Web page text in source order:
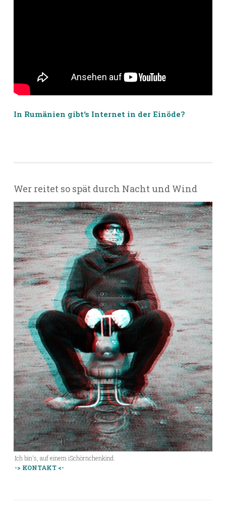
In Rumänien gibt‘s Internet in der Einöde?
Wer reitet so spät durch Nacht und Wind
Ich bin's, auf einem iSchörnchenkind.
-> KONTAKT <-